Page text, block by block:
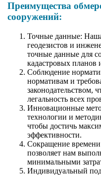
Преимущества
сооружений:
Точные данные:
геодезистов и
точные данные для
кадастровых планов
Соблюдение
нормативам и
законодательством,
легальность всех
Инновационные
технологии и
чтобы достичь
эффективности.
Сокращение
позволяет нам
минимальными
Индивидуальный